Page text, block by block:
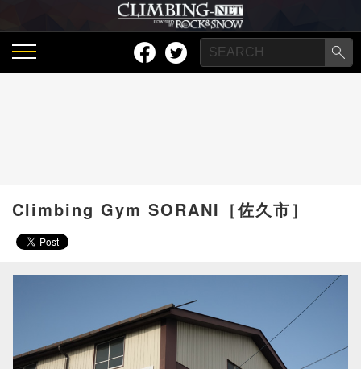
Climbing Gym SORANI［佐久市］